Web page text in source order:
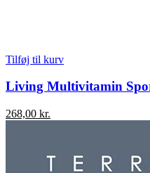
Tilføj til kurv
Living Multivitamin
268,00 kr.